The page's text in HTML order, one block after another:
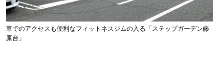
車でのアクセスも便利なフィットネスジムの入る「ステップガーデン藤
原台」